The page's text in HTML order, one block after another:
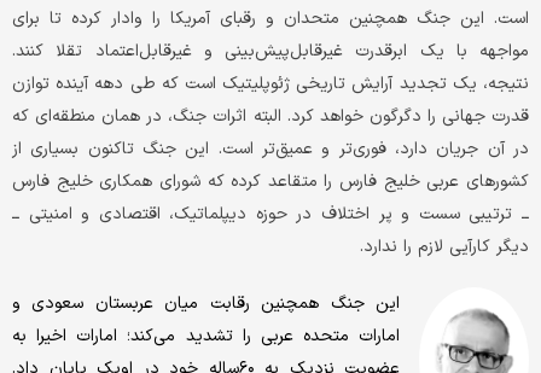
است. این جنگ همچنین متحدان و رقبای آمریکا را وادار کرده تا برای
مواجهه با یک ابرقدرت غیرقابل‌پیش‌بینی و غیرقابل‌اعتماد تقلا کنند.
نتیجه، یک تجدید آرایش تاریخی ژئوپلیتیک است که طی دهه آینده توازن
قدرت جهانی را دگرگون خواهد کرد. البته اثرات جنگ، در همان منطقه‌ای که
در آن جریان دارد، فوری‌تر و عمیق‌تر است. این جنگ تاکنون بسیاری از
کشورهای عربی خلیج فارس را متقاعد کرده که شورای همکاری خلیج فارس
ــ ترتیبی سست و پر اختلاف در حوزه دیپلماتیک، اقتصادی و امنیتی ــ
دیگر کارآیی لازم را ندارد.
این جنگ همچنین رقابت میان عربستان سعودی و
امارات متحده عربی را تشدید می‌کند؛ امارات اخیرا به